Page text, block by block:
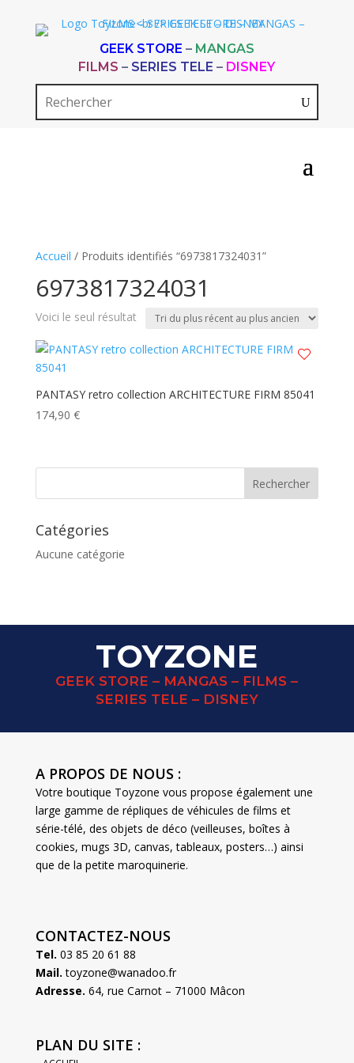
GEEK STORE – MANGAS
FILMS – SERIES TELE – DISNEY
Accueil / Produits identifiés “6973817324031”
6973817324031
Voici le seul résultat
PANTASY retro collection ARCHITECTURE FIRM 85041
174,90 €
Catégories
Aucune catégorie
TOYZONE
GEEK STORE – MANGAS – FILMS –
SERIES TELE – DISNEY
A PROPOS DE NOUS :
Votre boutique Toyzone vous propose également une
large gamme de répliques de véhicules de films et
série-télé, des objets de déco (veilleuses, boîtes à
cookies, mugs 3D, canvas, tableaux, posters…) ainsi
que de la petite maroquinerie.
CONTACTEZ-NOUS
Tel. 03 85 20 61 88
Mail. toyzone@wanadoo.fr
Adresse. 64, rue Carnot – 71000 Mâcon
PLAN DU SITE :